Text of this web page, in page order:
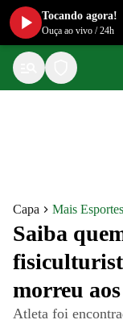
Capa Mais Esportes
Saiba
morreu
Atleta foi
Tocando agora!
Ouça ao vivo /24h